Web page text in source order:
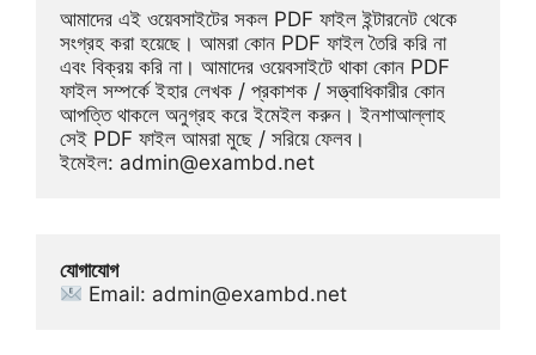
আমাদের এই ওয়েবসাইটের সকল PDF ফাইল ইন্টারনেট থেকে
সংগ্রহ করা হয়েছে। আমরা কোন PDF ফাইল তৈরি করি না
এবং বিক্রয় করি না। আমাদের ওয়েবসাইটে থাকা কোন PDF
ফাইল সম্পর্কে ইহার লেখক / প্রকাশক / সত্ত্বাধিকারীর কোন
আপত্তি থাকলে অনুগ্রহ করে ইমেইল করুন। ইনশাআল্লাহ
সেই PDF ফাইল আমরা মুছে / সরিয়ে ফেলব।
ইমেইল: admin@exambd.net
যোগাযোগ
Email: admin@exambd.net